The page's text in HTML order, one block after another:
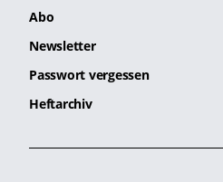
Abo
Newsletter
Passwort vergessen
Heftarchiv